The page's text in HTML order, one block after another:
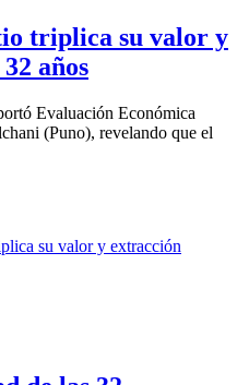
triplica su valor y
años
Evaluación Económica
(Puno), revelando que el